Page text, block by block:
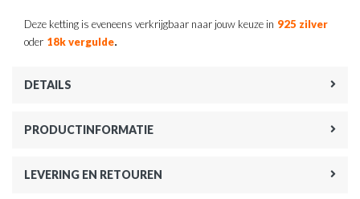
Deze ketting is eveneens verkrijgbaar naar jouw keuze in 925 zilver
oder 18k vergulde.
DETAILS
PRODUCTINFORMATIE
LEVERING EN RETOUREN